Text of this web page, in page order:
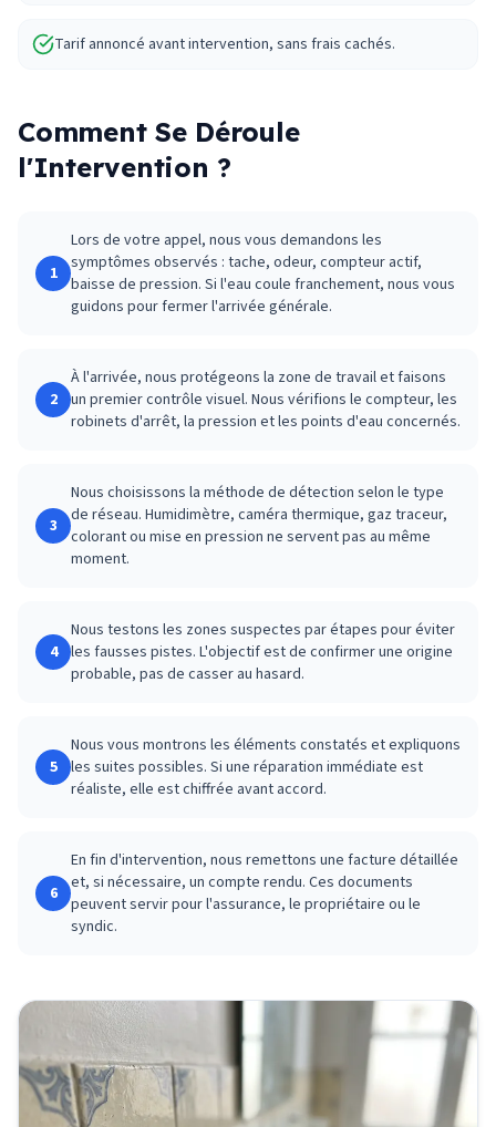
Tarif annoncé avant intervention, sans frais cachés.
Comment Se Déroule
l'Intervention ?
1
Lors de votre appel, nous vous demandons les
symptômes observés : tache, odeur, compteur actif,
baisse de pression. Si l'eau coule franchement, nous vous
guidons pour fermer l'arrivée générale.
2
À l'arrivée, nous protégeons la zone de travail et faisons
un premier contrôle visuel. Nous vérifions le compteur, les
robinets d'arrêt, la pression et les points d'eau concernés.
3
Nous choisissons la méthode de détection selon le type
de réseau. Humidimètre, caméra thermique, gaz traceur,
colorant ou mise en pression ne servent pas au même
moment.
4
Nous testons les zones suspectes par étapes pour éviter
les fausses pistes. L'objectif est de confirmer une origine
probable, pas de casser au hasard.
5
Nous vous montrons les éléments constatés et expliquons
les suites possibles. Si une réparation immédiate est
réaliste, elle est chiffrée avant accord.
6
En fin d'intervention, nous remettons une facture détaillée
et, si nécessaire, un compte rendu. Ces documents
peuvent servir pour l'assurance, le propriétaire ou le
syndic.